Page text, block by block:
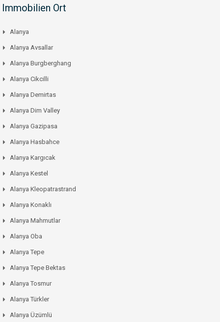
Immobilien Ort
Alanya
Alanya Avsallar
Alanya Burgberghang
Alanya Cikcilli
Alanya Demirtas
Alanya Dim Valley
Alanya Gazipasa
Alanya Hasbahce
Alanya Kargıcak
Alanya Kestel
Alanya Kleopatrastrand
Alanya Konaklı
Alanya Mahmutlar
Alanya Oba
Alanya Tepe
Alanya Tepe Bektas
Alanya Tosmur
Alanya Türkler
Alanya Üzümlü